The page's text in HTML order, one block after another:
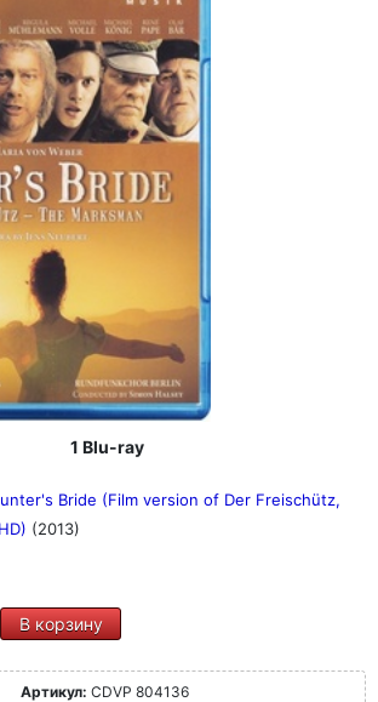
1 Blu-ray
Bride (Film version of Der Freischütz,
(2013)
В корзину
Артикул: CDVP 804136